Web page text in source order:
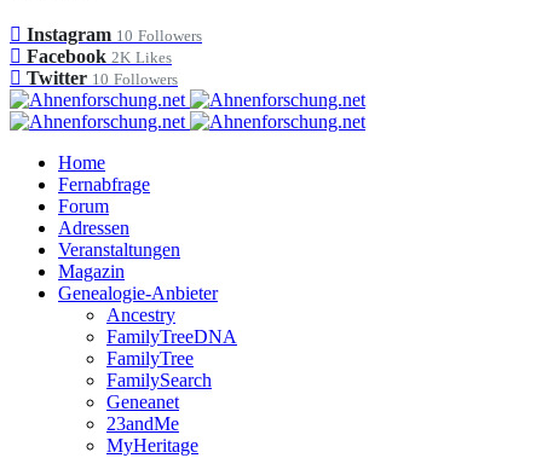
Instagram 10 Followers
Facebook 2K Likes
Twitter 10 Followers
Home
Fernabfrage
Forum
Adressen
Veranstaltungen
Magazin
Genealogie-Anbieter
Ancestry
FamilyTreeDNA
FamilyTree
FamilySearch
Geneanet
23andMe
MyHeritage